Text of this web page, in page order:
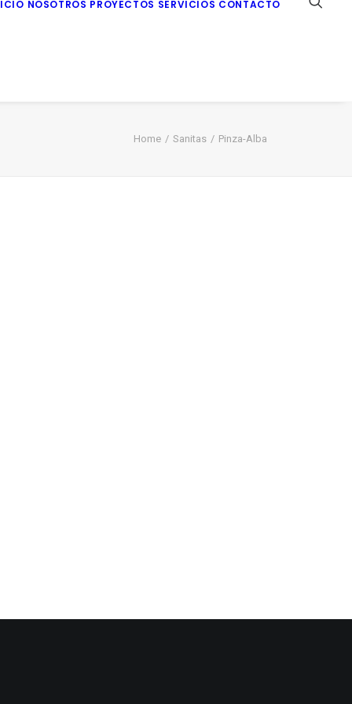
NOSOTROS PROYECTOS SERVICIOS CONTACTO
Home Sanitas Pinza-Alba